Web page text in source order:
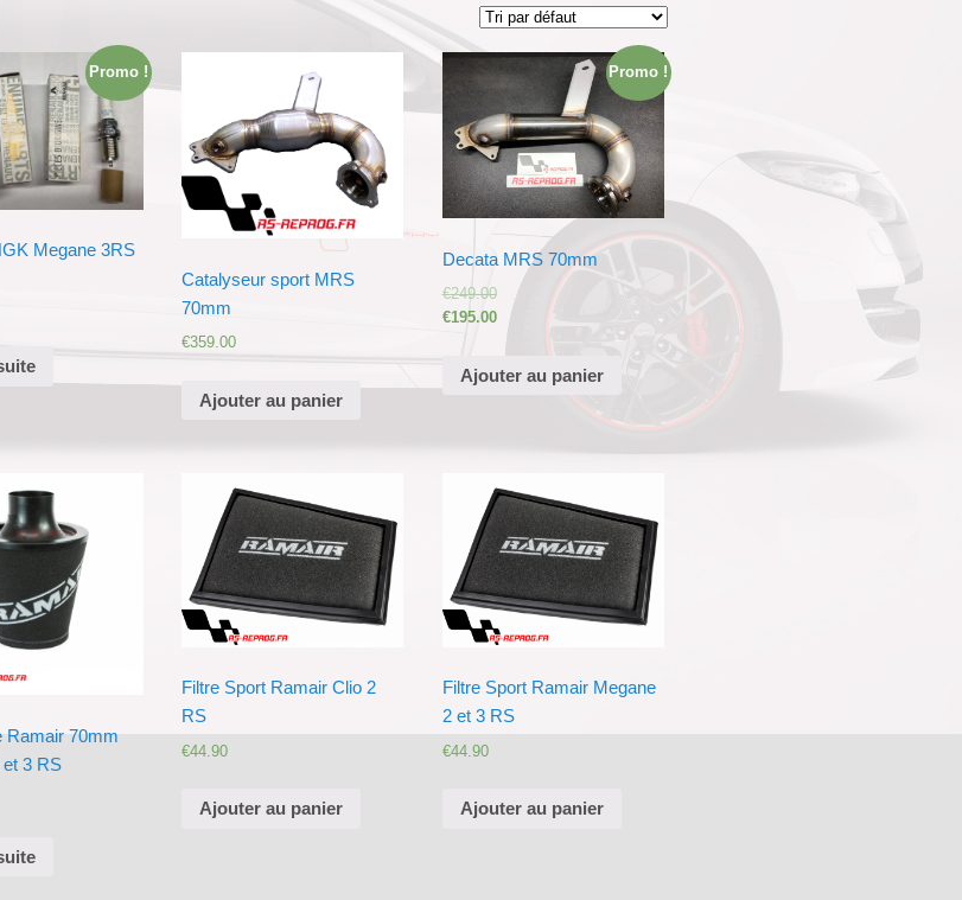
Promo !
Megane 3RS
Catalyseur sport MRS
70mm
€359.00
Ajouter au panier
Promo !
Decata MRS 70mm
€249.00
€195.00
Ajouter au panier
Ramair 70mm
3 RS
Filtre Sport Ramair Clio 2
RS
€44.90
Ajouter au panier
Filtre Sport Ramair Megane
2 et 3 RS
€44.90
Ajouter au panier